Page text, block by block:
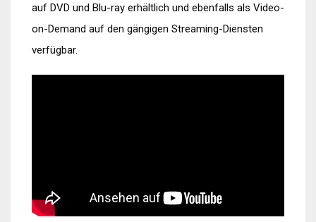
auf DVD und Blu-ray erhältlich und ebenfalls als Video-
on-Demand auf den gängigen Streaming-Diensten
verfügbar.